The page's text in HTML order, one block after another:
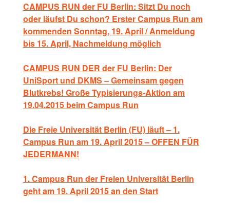
CAMPUS RUN der FU Berlin: Sitzt Du noch
oder läufst Du schon? Erster Campus Run am
kommenden Sonntag, 19. April / Anmeldung
bis 15. April, Nachmeldung möglich
CAMPUS RUN DER der FU Berlin: Der
UniSport und DKMS – Gemeinsam gegen
Blutkrebs! Große Typisierungs-Aktion am
19.04.2015 beim Campus Run
Die Freie Universität Berlin (FU) läuft – 1.
Campus Run am 19. April 2015 – OFFEN FÜR
JEDERMANN!
1. Campus Run der Freien Universität Berlin
geht am 19. April 2015 an den Start